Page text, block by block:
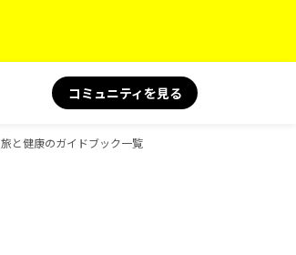
コミュニティを見る
と健康のガイドブック一覧